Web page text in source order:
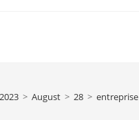
2023 > August > 28 > entreprise